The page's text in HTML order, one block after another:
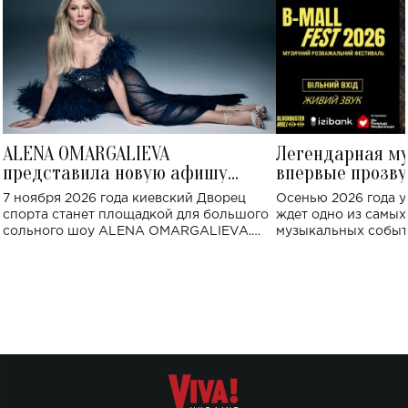
ALENA OMARGALIEVA
представила новую афишу
большого концерта во Дворце
спорта
7 ноября 2026 года киевский Дворец
спорта станет площадкой для большого
сольного шоу ALENA OMARGALIEVA.
Легендарная
впервые
Украине: где
Осенью 2026 года
ждет одно из
музыкальных